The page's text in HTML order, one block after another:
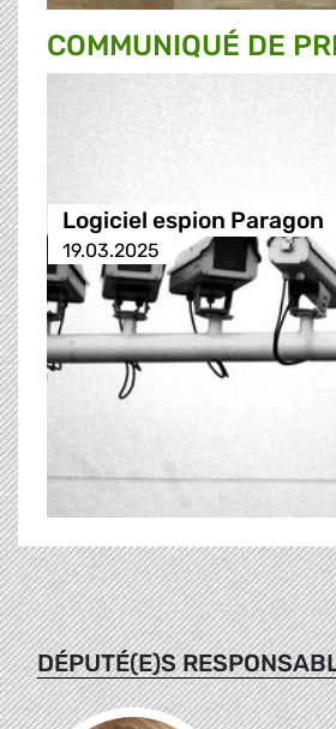
COMMUNIQUÉ DE
Logiciel espion Paragon
19.03.2025
DÉPUTÉ(E)S